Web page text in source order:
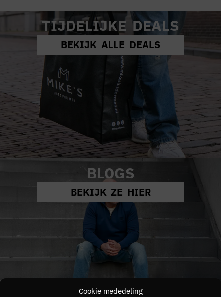
Cookie mededeling
TIJDELIJKE DEALS
BEKIJK ALLE DEALS
BLOGS
BEKIJK ZE HIER